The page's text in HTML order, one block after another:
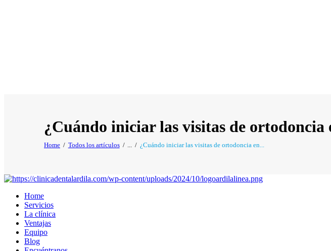
¿Cuándo iniciar las visitas de ortodoncia
Home Todos los artículos ... ¿Cuándo iniciar las visitas de ortodoncia en...
Home
Servicios
La clínica
Ventajas
Equipo
Blog